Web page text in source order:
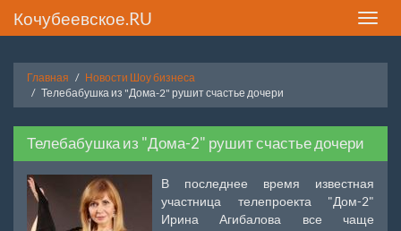
Toggle
Кочубеевское.RU
Главная
Новости Шоу бизнеса
Телебабушка из "Дома-2" рушит счастье дочери
Телебабушка из "Дома-2" рушит счастье дочери
В последнее время известная
участница телепроекта "Дом-2"
Ирина Агибалова все чаще